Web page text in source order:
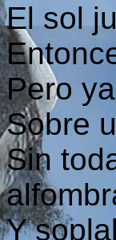
El sol
Pero
Sobre
Sin
Y